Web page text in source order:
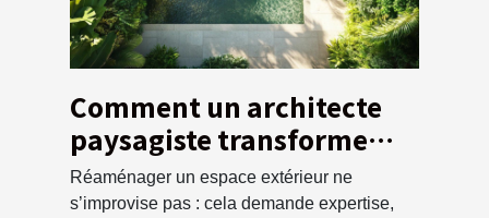
Comment un architecte
paysagiste transforme
votre espace extérieur ?
Réaménager un espace extérieur ne
s’improvise pas : cela demande expertise,